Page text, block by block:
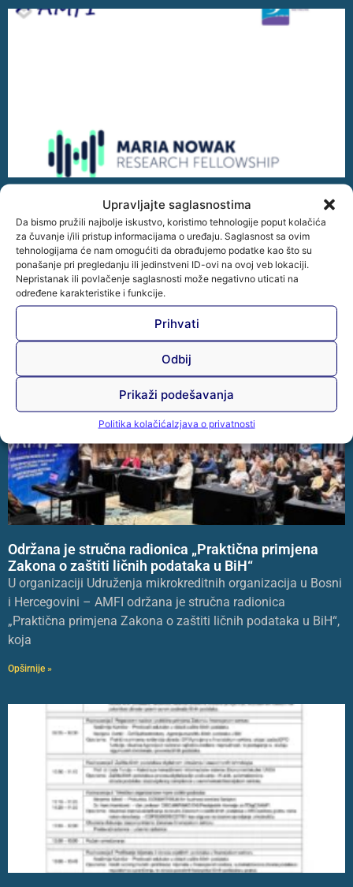
Upravljajte saglasnostima
Da bismo pružili najbolje iskustvo, koristimo tehnologije poput kolačića
za čuvanje i/ili pristup informacijama o uređaju. Saglasnost sa ovim
tehnologijama će nam omogućiti da obrađujemo podatke kao što su
ponašanje pri pregledanju ili jedinstveni ID-ovi na ovoj veb lokaciji.
Nepristanak ili povlačenje saglasnosti može negativno uticati na
određene karakteristike i funkcije.
Prihvati
Odbij
Prikaži podešavanja
Politika kolačićaIzjava o privatnosti
Otvoren poziv za istraživače – Maria Nowak
Research Fellowship 2026
Download – Maria Nowak – Research Fellowship Otvoren
poziv za istraživače – Maria Nowak Research Fellowship
2026 Udruženje mikrokreditnih organizacija u Bosni i
Hercegovini –
Održana je stručna radionica „Praktična primjena
Zakona o zaštiti ličnih podataka u BiH“
U organizaciji Udruženja mikrokreditnih organizacija u Bosni
i Hercegovini – AMFI održana je stručna radionica
„Praktična primjena Zakona o zaštiti ličnih podataka u BiH“,
koja
Opširnije »